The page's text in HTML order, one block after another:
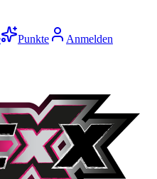
Punkte Anmelden